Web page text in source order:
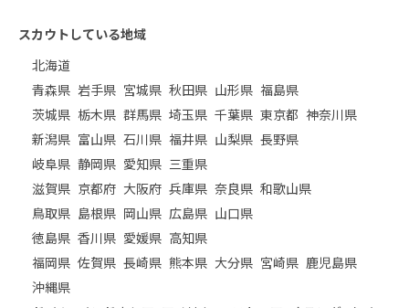
スカウトしている地域
北海道
青森県 岩手県 宮城県 秋田県 山形県 福島県
茨城県 栃木県 群馬県 埼玉県 千葉県 東京都 神奈川県
新潟県 富山県 石川県 福井県 山梨県 長野県
岐阜県 静岡県 愛知県 三重県
滋賀県 京都府 大阪府 兵庫県 奈良県 和歌山県
鳥取県 島根県 岡山県 広島県 山口県
徳島県 香川県 愛媛県 高知県
福岡県 佐賀県 長崎県 熊本県 大分県 宮崎県 鹿児島県
沖縄県